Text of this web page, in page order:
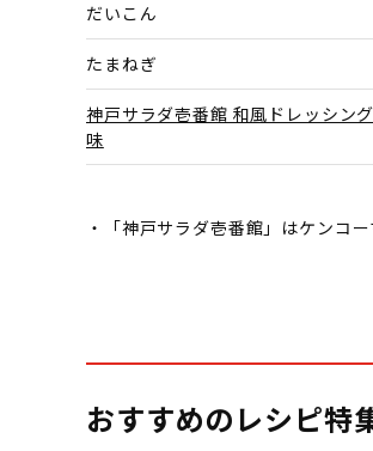
だいこん
たまねぎ
神戸サラダ壱番館 和風ドレッシン
味
・「神戸サラダ壱番館」はケンコ
おすすめのレシピ特